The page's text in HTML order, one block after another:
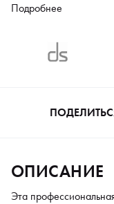
любые погрешности.
Кольца выполнены в
них не скользили.
Подробнее
ОПИСАНИЕ
Эта